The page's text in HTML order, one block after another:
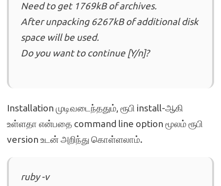
Need to get 1769kB of archives.
After unpacking 6267kB of additional disk
space will be used.
Do you want to continue [Y/n]?
Installation முடிவடைந்ததும், ரூபி install-ஆகி
உள்ளதா என்பதை command line option மூலம் ரூபி
version உடன் அறிந்து கொள்ளலாம்.
ruby -v